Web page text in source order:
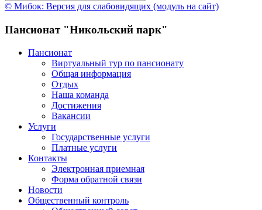
© Мибок: Версия для слабовидящих (модуль на сайт)
Пансионат "Никольский парк"
Пансионат
Виртуальный тур по пансионату
Общая информация
Отдых
Наша команда
Достижения
Вакансии
Услуги
Государственные услуги
Платные услуги
Контакты
Электронная приемная
Форма обратной связи
Новости
Общественный контроль